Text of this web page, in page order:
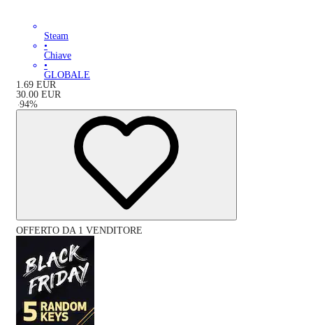
Steam
•
Chiave
•
GLOBALE
1.69 EUR
30.00 EUR
-94%
OFFERTO DA 1 VENDITORE